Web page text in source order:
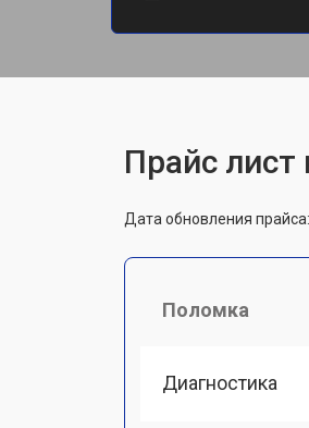
Прайс лист
Дата обновления
Поломка
Диагностика